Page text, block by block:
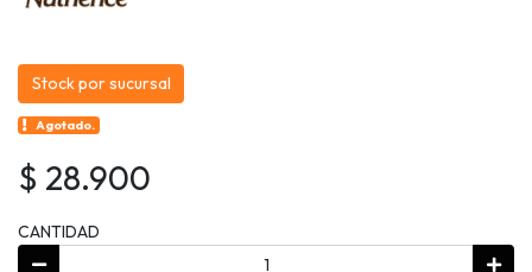
Stock por sucursal
Agotado.
$ 28.900
CANTIDAD